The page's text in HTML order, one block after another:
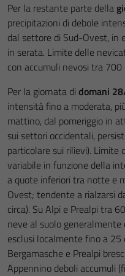
Per la restante parte della
precipitazioni di debole
dal settore di Sud-Ovest, in
in serata. Limite delle
con accumuli nevosi tra
Per la giornata di domani
intensità fino a moderata,
mattino, dal pomeriggio in
sui settori occidentali,
particolare sui rilievi).
variabile in funzione della
a quote inferiori tra notte e
Ovest; tendente a rialzarsi
circa). Su Alpi e Prealpi tra
neve al suolo
esclusi localmente fino a
Bergamasche e Prealpi
Appennino deboli accumuli